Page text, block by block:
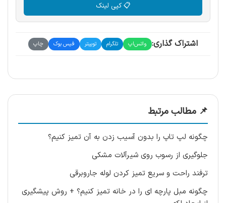
📋 کپی لینک
اشتراک گذاری: واتس‌اپ تلگرام توییتر فیس بوک چاپ
📌 مطالب مرتبط
چگونه لپ تاپ را بدون آسیب زدن به آن تمیز کنیم؟
جلوگیری از رسوب روی شیرآلات مشکی
ترفند راحت و سریع تمیز کردن لوله جاروبرقی
چگونه مبل پارچه ای را در خانه تمیز کنیم؟ + روش پیشگیری